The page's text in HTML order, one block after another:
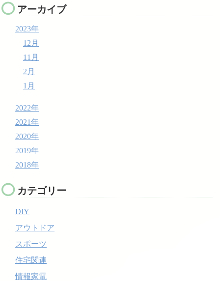
アーカイブ
2023年
12月
11月
2月
1月
2022年
2021年
2020年
2019年
2018年
カテゴリー
DIY
アウトドア
スポーツ
住宅関連
情報家電